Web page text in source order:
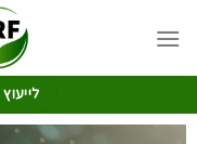
לייעוץ חינם